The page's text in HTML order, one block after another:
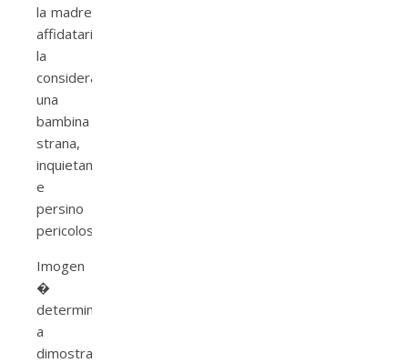
la madre
affidataria
la
considerano
una
bambina
strana,
inquietante
e
persino
pericolosa.
Imogen
�
determinata
a
dimostrare